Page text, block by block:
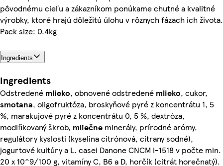
pôvodnému cieľu a zákazníkom ponúkame chutné a kvalitné
výrobky, ktoré hrajú dôležitú úlohu v rôznych fázach ich života.
Pack size: 0.4kg
Ingredients
Ingredients
Odstredené mlieko, obnovené odstredené mlieko, cukor,
smotana, oligofruktóza, broskyňové pyré z koncentrátu 1, 5
%, marakujové pyré z koncentrátu 0, 5 %, dextróza,
modifikovaný škrob, mliečne minerály, prírodné arómy,
regulátory kyslosti (kyselina citrónová, citrany sodné),
jogurtové kultúry a L. casei Danone CNCM I-1518 v počte min.
20 x 10^9/100 g, vitamíny C, B6 a D, horčík (citrát horečnatý).